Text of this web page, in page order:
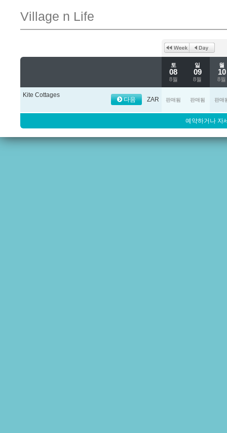
Village n Life
토
08
8월
일
09
8월
월
10
8월
Kite Cottages
다음 ZAR 판매됨 판매됨 판매
예약하거나 자